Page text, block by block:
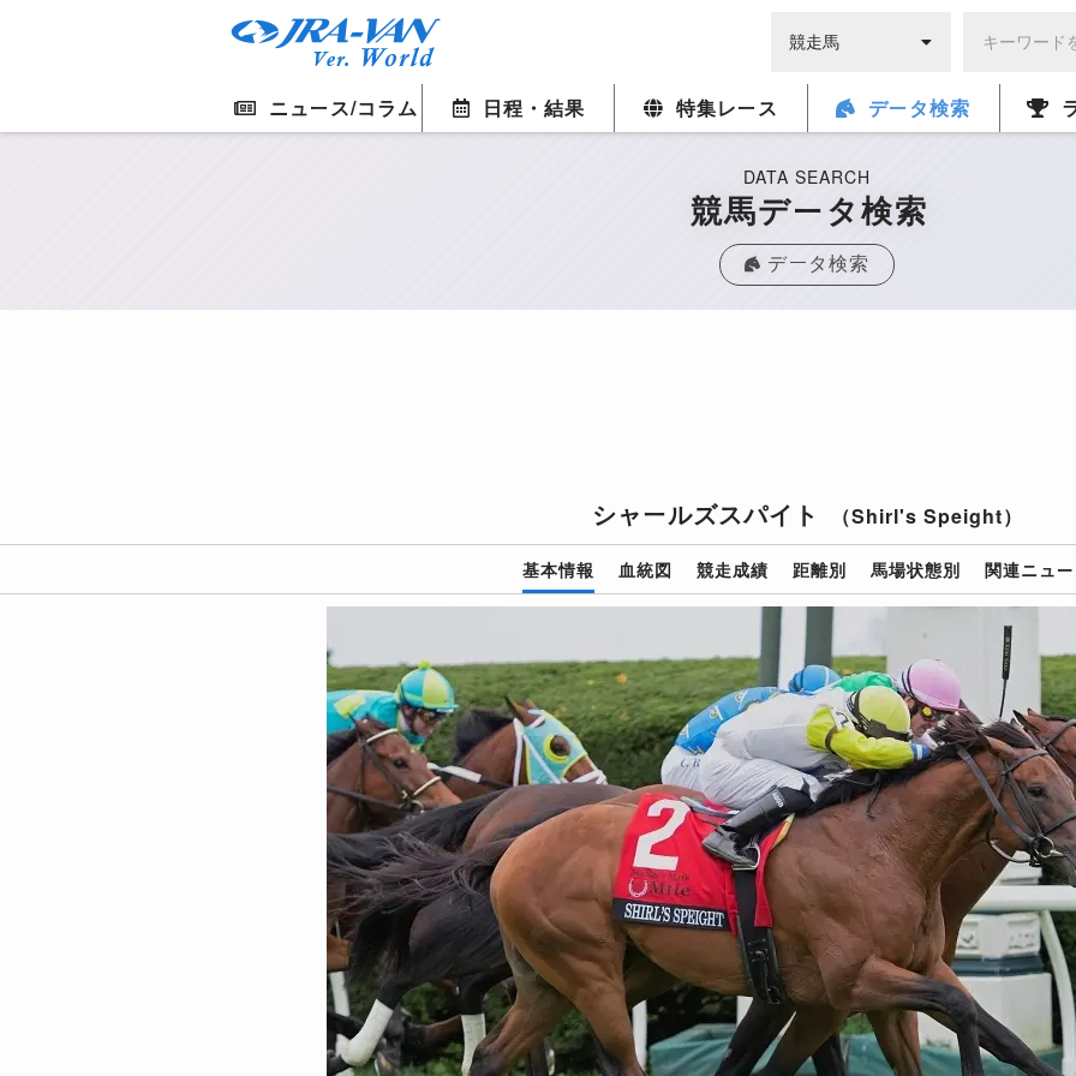
ニュース/コラム 日程・結果 特集レース データ検索
DATA SEARCH
競馬データ検索
データ検索
シャールズスパイト （Shirl's Speight）
基本情報 血統図 競走成績 距離別 馬場状態別 関連ニュ